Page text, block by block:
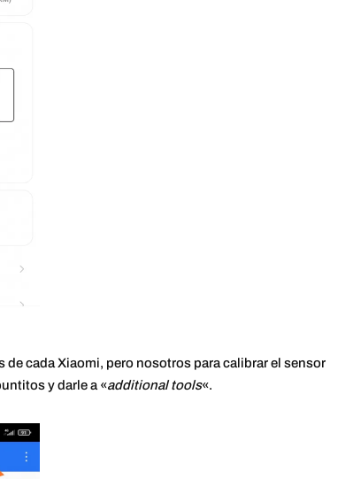
cada Xiaomi, pero nosotros para calibrar el sensor
y darle a «additional tools«.